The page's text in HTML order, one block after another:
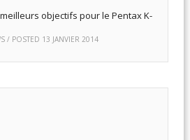
objectifs pour le Pentax K-
/ POSTED 13 JANVIER 2014